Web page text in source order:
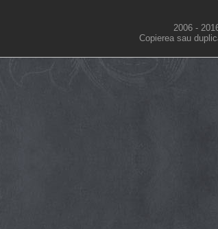
2006 -
Copierea sau